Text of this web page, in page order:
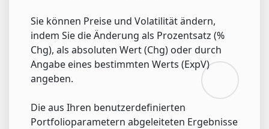
Sie können Preise und Volatilität ändern,
indem Sie die Änderung als Prozentsatz (%
Chg), als absoluten Wert (Chg) oder durch
Angabe eines bestimmten Werts (ExpV)
angeben.
Die aus Ihren benutzerdefinierten
Portfolioparametern abgeleiteten Ergebnisse